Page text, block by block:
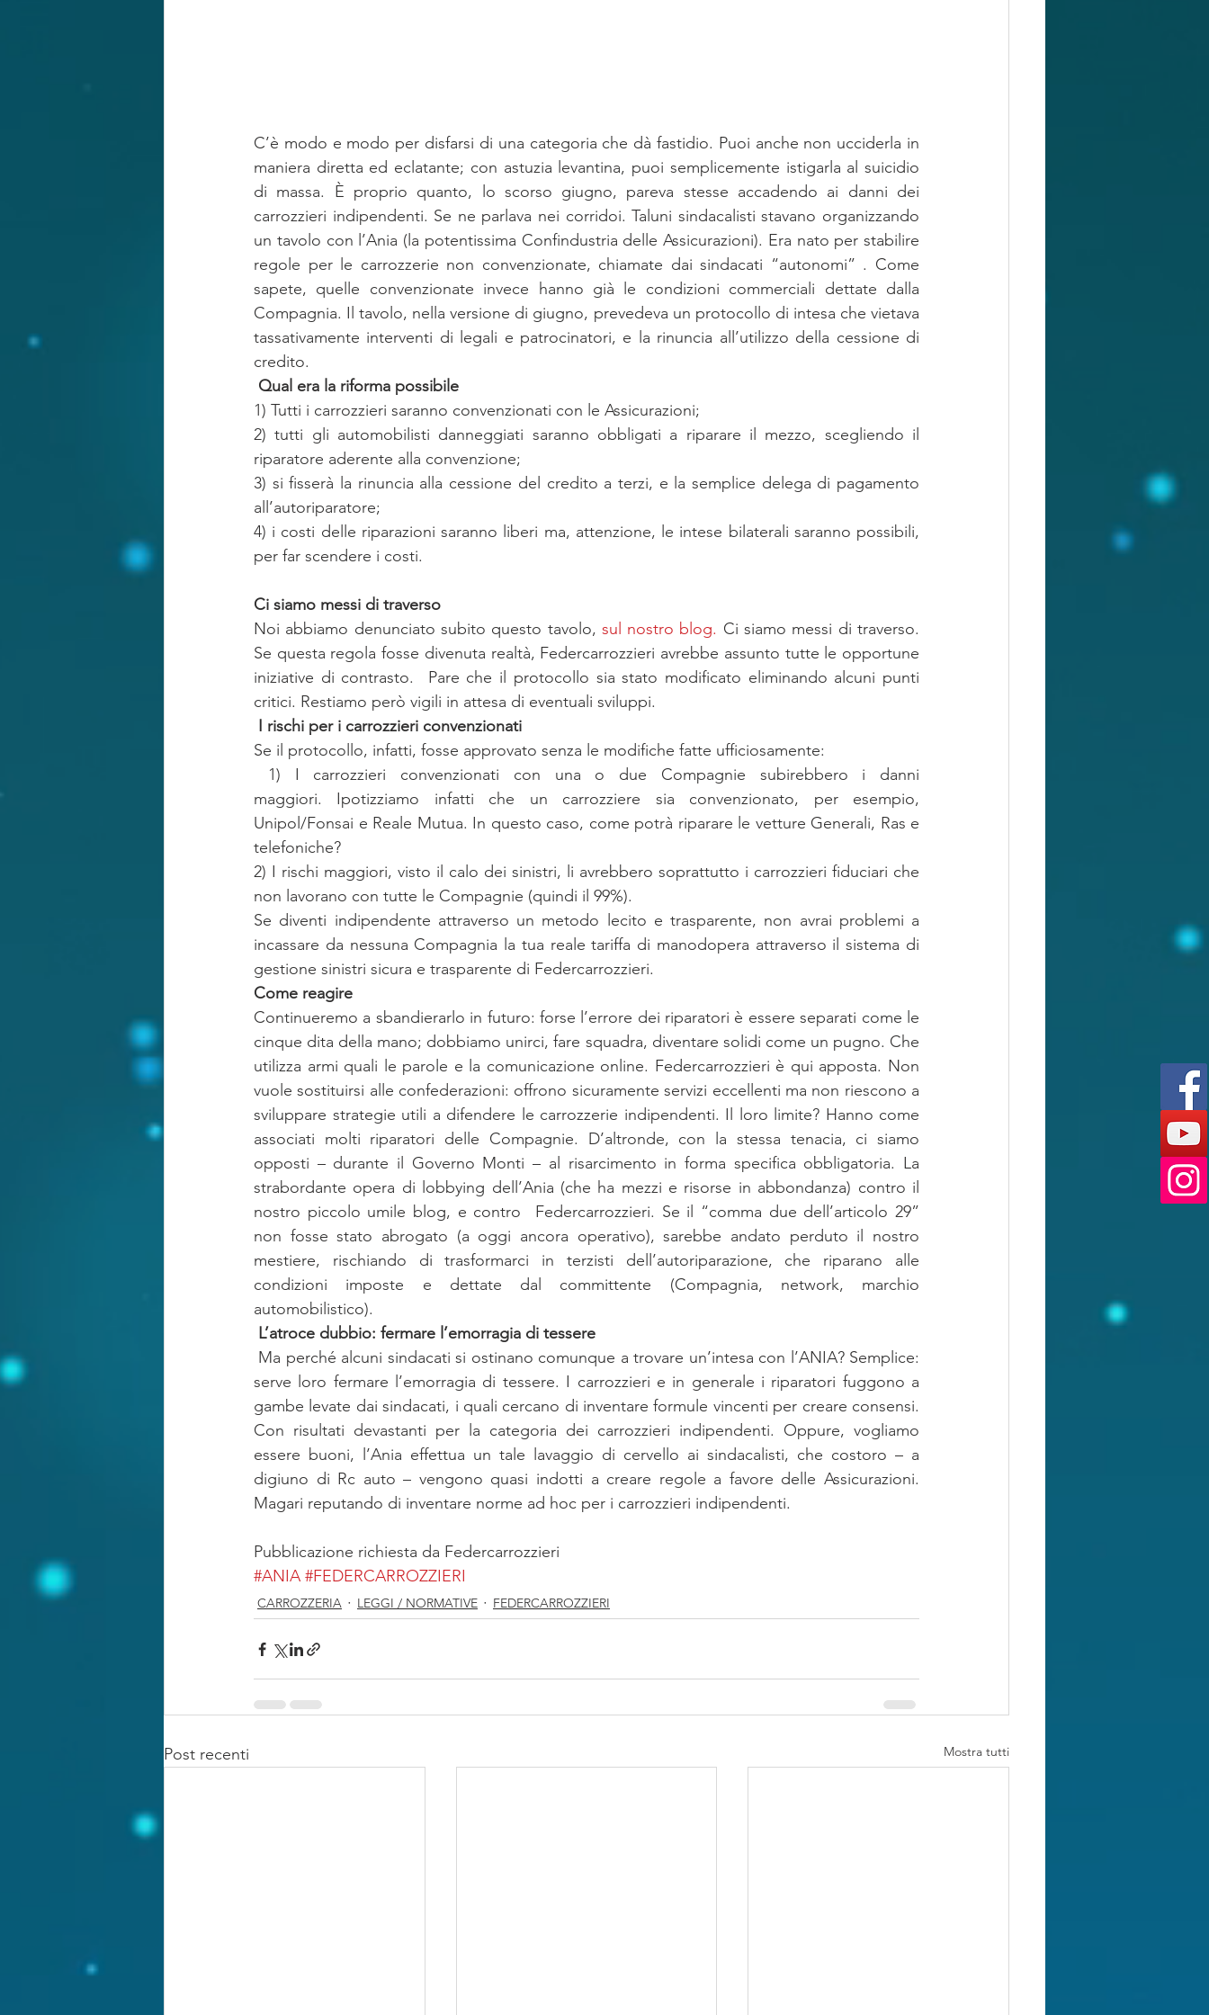
C’è modo e modo per disfarsi di una categoria che dà fastidio. Puoi anche non ucciderla in
maniera diretta ed eclatante; con astuzia levantina, puoi semplicemente istigarla al suicidio
di massa. È proprio quanto, lo scorso giugno, pareva stesse accadendo ai danni dei
carrozzieri indipendenti. Se ne parlava nei corridoi. Taluni sindacalisti stavano organizzando
un tavolo con l’Ania (la potentissima Confindustria delle Assicurazioni). Era nato per stabilire
regole per le carrozzerie non convenzionate, chiamate dai sindacati “autonomi” . Come
sapete, quelle convenzionate invece hanno già le condizioni commerciali dettate dalla
Compagnia. Il tavolo, nella versione di giugno, prevedeva un protocollo di intesa che vietava
tassativamente interventi di legali e patrocinatori, e la rinuncia all’utilizzo della cessione di
credito.
Qual era la riforma possibile
1) Tutti i carrozzieri saranno convenzionati con le Assicurazioni;
2) tutti gli automobilisti danneggiati saranno obbligati a riparare il mezzo, scegliendo il
riparatore aderente alla convenzione;
3) si fisserà la rinuncia alla cessione del credito a terzi, e la semplice delega di pagamento
all’autoriparatore;
4) i costi delle riparazioni saranno liberi ma, attenzione, le intese bilaterali saranno possibili,
per far scendere i costi.
Ci siamo messi di traverso
Noi abbiamo denunciato subito questo tavolo, sul nostro blog. Ci siamo messi di traverso.
Se questa regola fosse divenuta realtà, Federcarrozzieri avrebbe assunto tutte le opportune
iniziative di contrasto.  Pare che il protocollo sia stato modificato eliminando alcuni punti
critici. Restiamo però vigili in attesa di eventuali sviluppi.
I rischi per i carrozzieri convenzionati
Se il protocollo, infatti, fosse approvato senza le modifiche fatte ufficiosamente:
1) I carrozzieri convenzionati con una o due Compagnie subirebbero i danni
maggiori. Ipotizziamo infatti che un carrozziere sia convenzionato, per esempio,
Unipol/Fonsai e Reale Mutua. In questo caso, come potrà riparare le vetture Generali, Ras e
telefoniche?
2) I rischi maggiori, visto il calo dei sinistri, li avrebbero soprattutto i carrozzieri fiduciari che
non lavorano con tutte le Compagnie (quindi il 99%).
Se diventi indipendente attraverso un metodo lecito e trasparente, non avrai problemi a
incassare da nessuna Compagnia la tua reale tariffa di manodopera attraverso il sistema di
gestione sinistri sicura e trasparente di Federcarrozzieri.
Come reagire
Continueremo a sbandierarlo in futuro: forse l’errore dei riparatori è essere separati come le
cinque dita della mano; dobbiamo unirci, fare squadra, diventare solidi come un pugno. Che
utilizza armi quali le parole e la comunicazione online. Federcarrozzieri è qui apposta. Non
vuole sostituirsi alle confederazioni: offrono sicuramente servizi eccellenti ma non riescono a
sviluppare strategie utili a difendere le carrozzerie indipendenti. Il loro limite? Hanno come
associati molti riparatori delle Compagnie. D’altronde, con la stessa tenacia, ci siamo
opposti – durante il Governo Monti – al risarcimento in forma specifica obbligatoria. La
strabordante opera di lobbying dell’Ania (che ha mezzi e risorse in abbondanza) contro il
nostro piccolo umile blog, e contro  Federcarrozzieri. Se il “comma due dell’articolo 29”
non fosse stato abrogato (a oggi ancora operativo), sarebbe andato perduto il nostro
mestiere, rischiando di trasformarci in terzisti dell’autoriparazione, che riparano alle
condizioni imposte e dettate dal committente (Compagnia, network, marchio
automobilistico).
L’atroce dubbio: fermare l’emorragia di tessere
Ma perché alcuni sindacati si ostinano comunque a trovare un’intesa con l’ANIA? Semplice:
serve loro fermare l’emorragia di tessere. I carrozzieri e in generale i riparatori fuggono a
gambe levate dai sindacati, i quali cercano di inventare formule vincenti per creare consensi.
Con risultati devastanti per la categoria dei carrozzieri indipendenti. Oppure, vogliamo
essere buoni, l’Ania effettua un tale lavaggio di cervello ai sindacalisti, che costoro – a
digiuno di Rc auto – vengono quasi indotti a creare regole a favore delle Assicurazioni.
Magari reputando di inventare norme ad hoc per i carrozzieri indipendenti.
Pubblicazione richiesta da Federcarrozzieri
#ANIA #FEDERCARROZZIERI
CARROZZERIA LEGGI / NORMATIVE FEDERCARROZZIERI
Post recenti Mostra tutti